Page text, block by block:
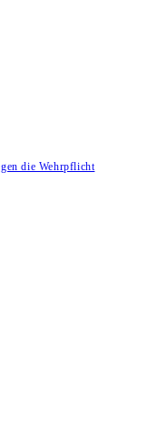
die Wehrpflicht